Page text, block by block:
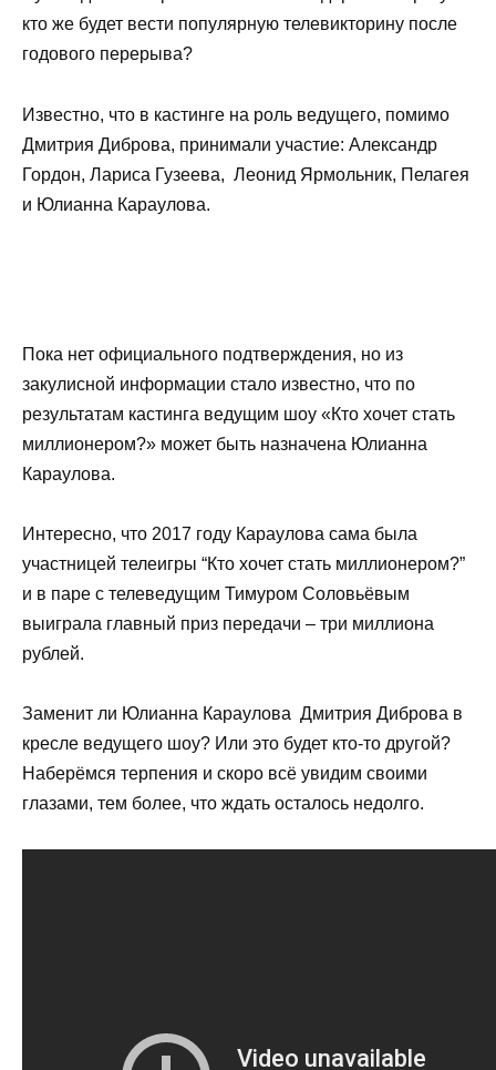
кто же будет вести популярную телевикторину после
годового перерыва?
Известно, что в кастинге на роль ведущего, помимо
Дмитрия Диброва, принимали участие: Александр
Гордон, Лариса Гузеева, Леонид Ярмольник, Пелагея
и Юлианна Караулова.
Пока нет официального подтверждения, но из
закулисной информации стало известно, что по
результатам кастинга ведущим шоу «Кто хочет стать
миллионером?» может быть назначена Юлианна
Караулова.
Интересно, что 2017 году Караулова сама была
участницей телеигры “Кто хочет стать миллионером?”
и в паре с телеведущим Тимуром Соловьёвым
выиграла главный приз передачи – три миллиона
рублей.
Заменит ли Юлианна Караулова Дмитрия Диброва в
кресле ведущего шоу? Или это будет кто-то другой?
Наберёмся терпения и скоро всё увидим своими
глазами, тем более, что ждать осталось недолго.